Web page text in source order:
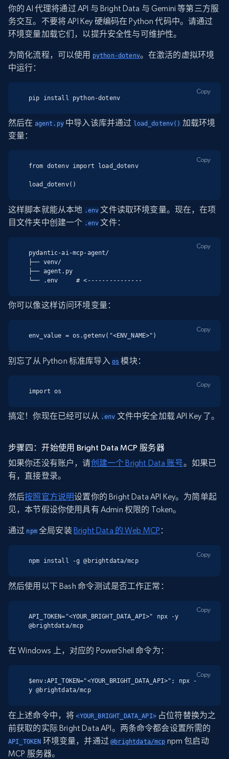
你的 AI 代理将通过 API 与 Bright Data 与 Gemini 等第三方服
务交互。不要将 API Key 硬编码在 Python 代码中。请通过
环境变量加载它们，以提升安全性与可维护性。
为简化流程，可以使用 python-dotenv。在激活的虚拟环境
中运行：
pip install python-dotenv
Copy
然后在 agent.py中导入该库并通过 load_dotenv() 加载环境
变量：
from dotenv import load_dotenv
load_dotenv()
Copy
这样脚本就能从本地 .env 文件读取环境变量。现在，在项
目文件夹中创建一个 .env 文件：
pydantic-ai-mcp-agent/
├── venv/
├── agent.py
└── .env     # <---------------
Copy
你可以像这样访问环境变量：
env_value = os.getenv("<ENV_NAME>")
Copy
别忘了从 Python 标准库导入 os 模块：
import os
Copy
搞定！你现在已经可以从 .env 文件中安全加载 API Key 了。
步骤四：开始使用 Bright Data MCP 服务器
如果你还没有账户，请创建一个 Bright Data 账号。如果已
有，直接登录。
然后按照官方说明设置你的 Bright Data API Key。为简单起
见，本节假设你使用具有 Admin 权限的 Token。
通过 npm全局安装 Bright Data 的 Web MCP ：
npm install -g @brightdata/mcp
Copy
然后使用以下 Bash 命令测试是否工作正常：
API_TOKEN="<YOUR_BRIGHT_DATA_API>" npx -y
@brightdata/mcp
Copy
在 Windows 上，对应的 PowerShell 命令为：
$env:API_TOKEN="<YOUR_BRIGHT_DATA_API>"; npx -
y @brightdata/mcp
Copy
在上述命令中，将<YOUR_BRIGHT_DATA_API>占位符替换为之
前获取的实际 Bright Data API。两条命令都会设置所需的
API_TOKEN 环境变量，并通过@brightdata/mcp npm 包启动
MCP 服务器。